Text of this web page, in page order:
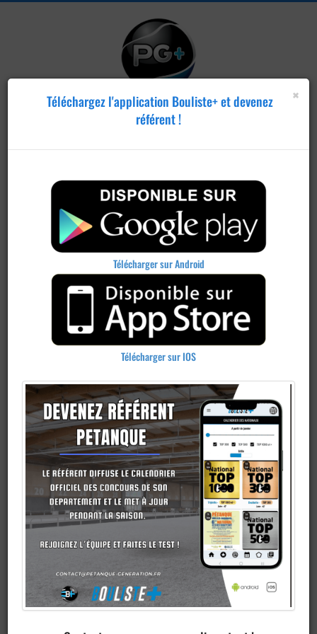
Publier un
concours
Ajouter un
club
×
Téléchargez l'application Bouliste+ et devenez
référent !
Télécharger sur Android
Télécharger sur IOS